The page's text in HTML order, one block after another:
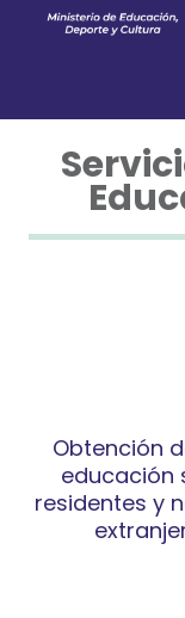
Obtención
educación
residentes y
en línea